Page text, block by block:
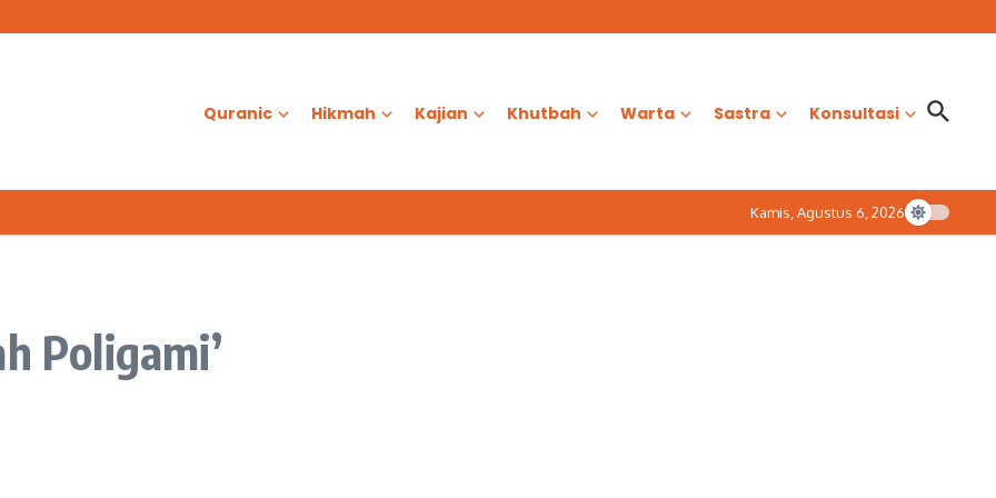
Quranic Hikmah Kajian Khutbah Warta Sastra Konsultasi
Kamis, Agustus 6, 2026
Poligami’